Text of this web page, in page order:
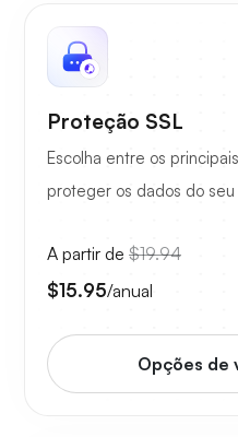
Proteção SSL
Escolha entre os
proteger os dados do seu
A partir de $19.94
$15.95/anual
Opções de